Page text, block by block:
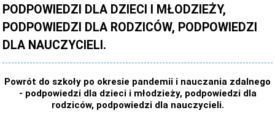
PODPOWIEDZI DLA DZIECI I MŁODZIEŻY,
PODPOWIEDZI DLA RODZICÓW, PODPOWIEDZI
DLA NAUCZYCIELI.
Powrót do szkoły po okresie pandemii i nauczania zdalnego
- podpowiedzi dla dzieci i młodzieży, podpowiedzi dla
rodziców, podpowiedzi dla nauczycieli.